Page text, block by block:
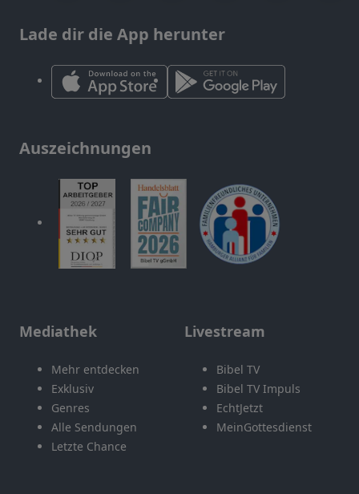
Lade dir die App herunter
Auszeichnungen
Mediathek
Mehr entdecken
Exklusiv
Genres
Alle Sendungen
Letzte Chance
Livestream
Bibel TV
Bibel TV Impuls
EchtJetzt
MeinGottesdienst